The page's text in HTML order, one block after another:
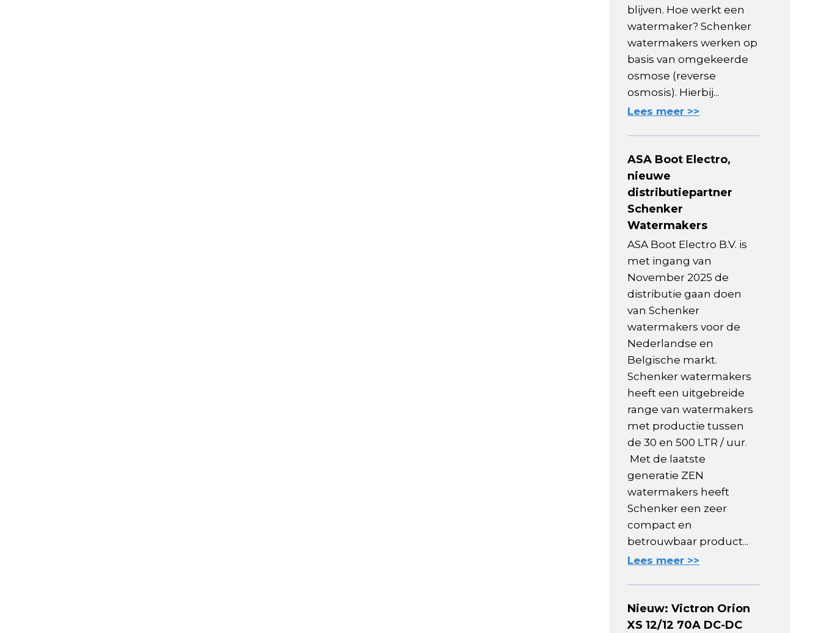
blijven. Hoe werkt een
watermaker? Schenker
watermakers werken op
basis van omgekeerde
osmose (reverse
osmosis). Hierbij...
Lees meer >>
ASA Boot Electro,
nieuwe
distributiepartner
Schenker
Watermakers
ASA Boot Electro B.V. is
met ingang van
November 2025 de
distributie gaan doen
van Schenker
watermakers voor de
Nederlandse en
Belgische markt.
Schenker watermakers
heeft een uitgebreide
range van watermakers
met productie tussen
de 30 en 500 LTR / uur.
Met de laatste
generatie ZEN
watermakers heeft
Schenker een zeer
compact en
betrouwbaar product...
Lees meer >>
Nieuw: Victron Orion
XS 12/12 70A DC-DC